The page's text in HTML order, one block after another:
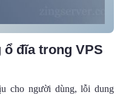
đĩa trong VPS
cho người dùng, lỗi dung